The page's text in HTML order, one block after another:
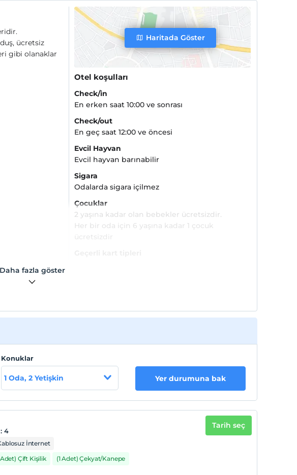
ücretsiz
gibi olanaklar
Haritada Göster
Otel koşulları
Check/in
En erken saat 10:00 ve sonrası
Check/out
En geç saat 12:00 ve öncesi
Evcil Hayvan
Evcil hayvan barınabilir
Sigara
Odalarda sigara içilmez
Çocuklar
2 yaşına kadar olan bebekler ücretsizdir.
Her bir oda için 6 yaşına kadar 1 çocuk
ücretsizdir
Daha fazla göster
Konuklar
1 Oda, 2 Yetişkin Yer durumuna bak
:4
İnternet
Adet) Çift Kişilik (1 Adet) Çekyat/Kanepe
Tarih seç